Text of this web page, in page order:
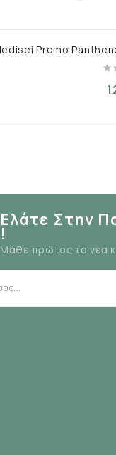
Ελάτε Στην
!
Μάθε πρώτος τα νέα